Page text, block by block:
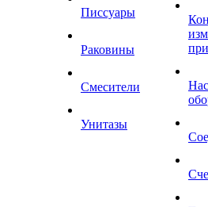
Писсуары
Раковины
Смесители
Унитазы